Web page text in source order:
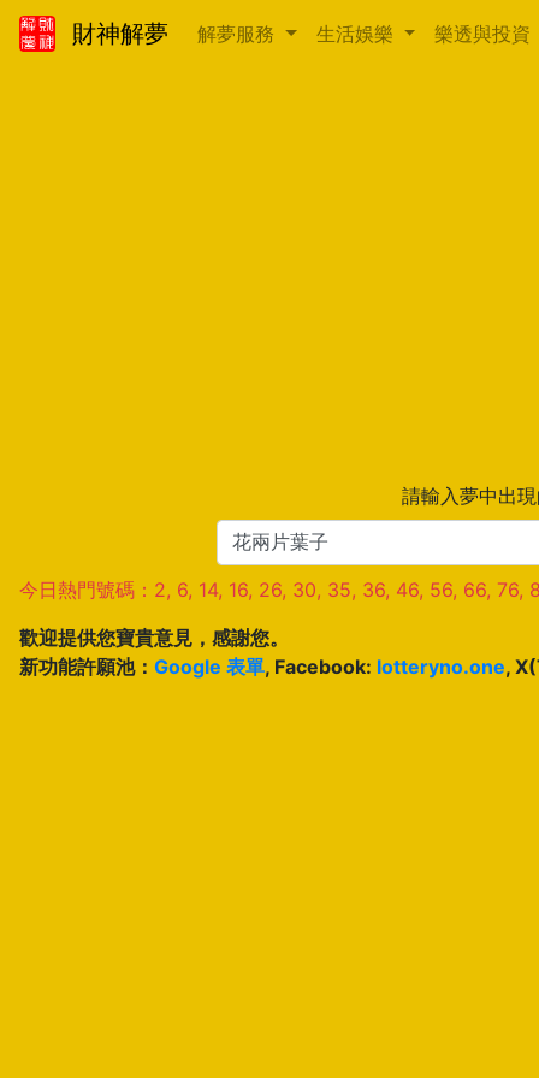
財神解夢 解夢服務 生活娛樂 樂透與投資
請輸入夢中出
今日熱門號碼：2, 6, 14, 16, 26, 30, 35, 36, 46, 56, 66, 76,
歡迎提供您寶貴意見，感謝您。
新功能許願池： Google 表單, Facebook: lotteryno.one,